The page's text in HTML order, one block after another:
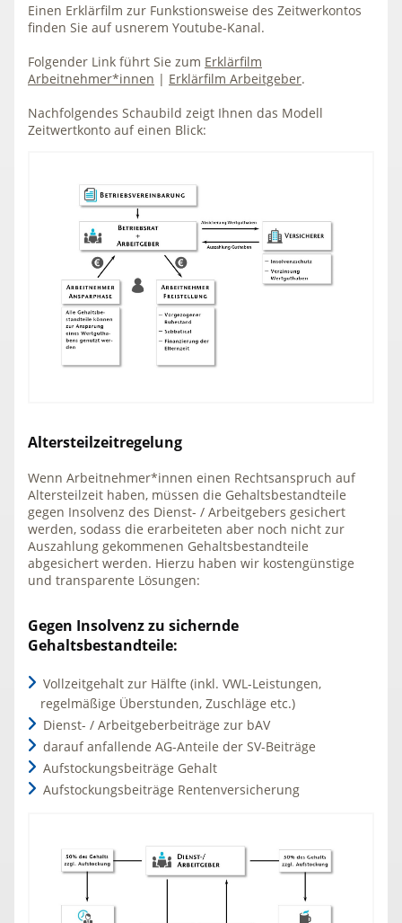
Einen Erklärfilm zur Funkstionsweise des Zeitwerkontos
finden Sie auf usnerem Youtube-Kanal.
Folgender Link führt Sie zum Erklärfilm
Arbeitnehmer*innen | Erklärfilm Arbeitgeber.
Nachfolgendes Schaubild zeigt Ihnen das Modell
Zeitwertkonto auf einen Blick:
Altersteilzeitregelung
Wenn Arbeitnehmer*innen einen Rechtsanspruch auf
Altersteilzeit haben, müssen die Gehaltsbestandteile
gegen Insolvenz des Dienst- / Arbeitgebers gesichert
werden, sodass die erarbeiteten aber noch nicht zur
Auszahlung gekommenen Gehaltsbestandteile
abgesichert werden. Hierzu haben wir kostengünstige
und transparente Lösungen:
Gegen Insolvenz zu sichernde
Gehaltsbestandteile:
Vollzeitgehalt zur Hälfte (inkl. VWL-Leistungen,
regelmäßige Überstunden, Zuschläge etc.)
Dienst- / Arbeitgeberbeiträge zur bAV
darauf anfallende AG-Anteile der SV-Beiträge
Aufstockungsbeiträge Gehalt
Aufstockungsbeiträge Rentenversicherung